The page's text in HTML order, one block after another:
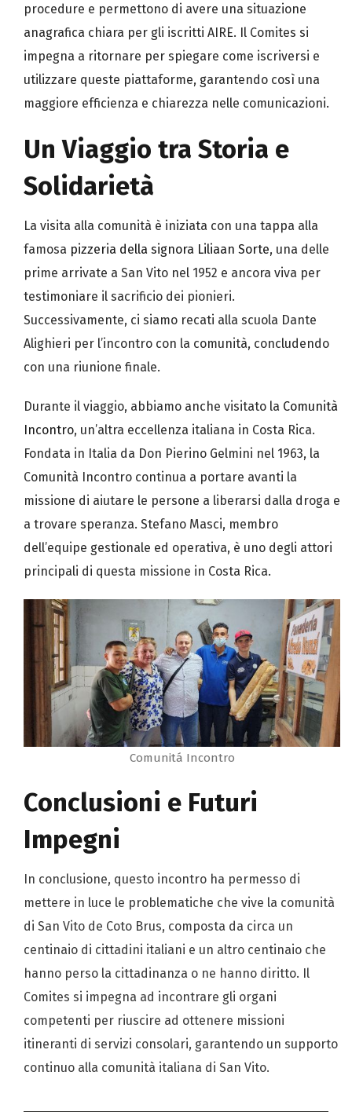
procedure e permettono di avere una situazione
anagrafica chiara per gli iscritti AIRE. Il Comites si
impegna a ritornare per spiegare come iscriversi e
utilizzare queste piattaforme, garantendo così una
maggiore efficienza e chiarezza nelle comunicazioni.
Un Viaggio tra Storia e
Solidarietà
La visita alla comunità è iniziata con una tappa alla
famosa pizzeria della signora Liliaan Sorte, una delle
prime arrivate a San Vito nel 1952 e ancora viva per
testimoniare il sacrificio dei pionieri.
Successivamente, ci siamo recati alla scuola Dante
Alighieri per l’incontro con la comunità, concludendo
con una riunione finale.
Durante il viaggio, abbiamo anche visitato la Comunità
Incontro, un’altra eccellenza italiana in Costa Rica.
Fondata in Italia da Don Pierino Gelmini nel 1963, la
Comunità Incontro continua a portare avanti la
missione di aiutare le persone a liberarsi dalla droga e
a trovare speranza. Stefano Masci, membro
dell’equipe gestionale ed operativa, è uno degli attori
principali di questa missione in Costa Rica.
Comunitá Incontro
Conclusioni e Futuri
Impegni
In conclusione, questo incontro ha permesso di
mettere in luce le problematiche che vive la comunità
di San Vito de Coto Brus, composta da circa un
centinaio di cittadini italiani e un altro centinaio che
hanno perso la cittadinanza o ne hanno diritto. Il
Comites si impegna ad incontrare gli organi
competenti per riuscire ad ottenere missioni
itineranti di servizi consolari, garantendo un supporto
continuo alla comunità italiana di San Vito.